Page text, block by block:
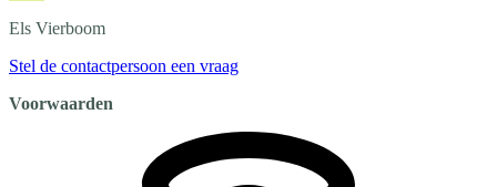
Els Vierboom
Stel de contactpersoon een vraag
Voorwaarden